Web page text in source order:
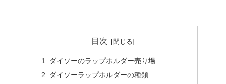
目次
ダイソーのラップホルダー売り場
ダイソーラップホルダーの種類